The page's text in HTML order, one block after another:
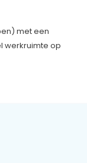
met een
werkruimte op